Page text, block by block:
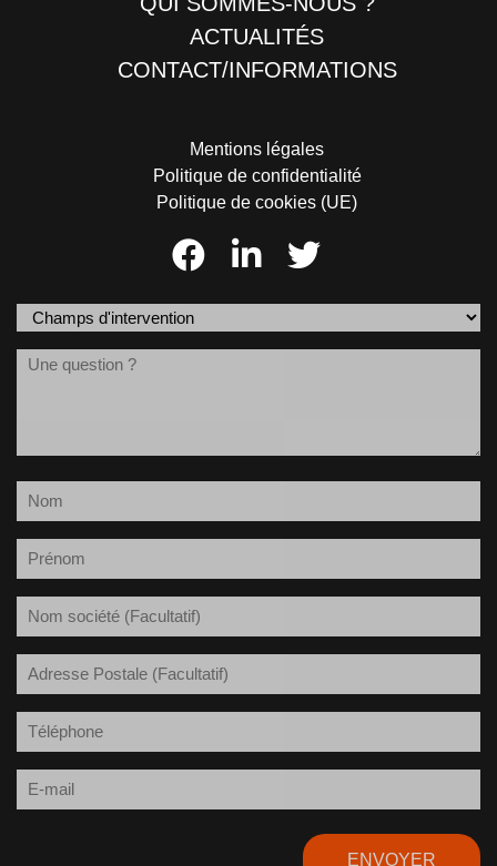
ACTUALITÉS
CONTACT/INFORMATIONS
Mentions légales
Politique de confidentialité
Politique de cookies (UE)
(Nécessaire)
(Nécessaire)
Postale
(Nécessaire)
mail
(Nécessaire)